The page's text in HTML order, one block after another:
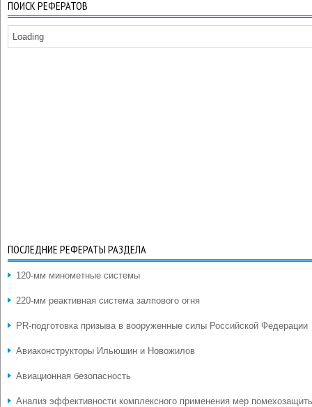
ПОИСК РЕФЕРАТОВ
Loading
ПОСЛЕДНИЕ РЕФЕРАТЫ РАЗДЕЛА
120-мм минометные системы
220-мм реактивная система залпового огня
PR-подготовка призыва в вооруженные силы Российской Федерации
Авиаконструкторы Ильюшин и Новожилов
Авиационная безопасность
Анализ эффективности комплексного применения мер